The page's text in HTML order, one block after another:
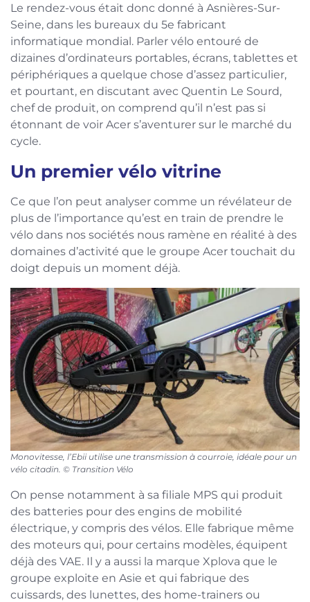
Le rendez-vous était donc donné à Asnières-Sur-
Seine, dans les bureaux du 5e fabricant
informatique mondial. Parler vélo entouré de
dizaines d’ordinateurs portables, écrans, tablettes et
périphériques a quelque chose d’assez particulier,
et pourtant, en discutant avec Quentin Le Sourd,
chef de produit, on comprend qu’il n’est pas si
étonnant de voir Acer s’aventurer sur le marché du
cycle.
Un premier vélo vitrine
Ce que l’on peut analyser comme un révélateur de
plus de l’importance qu’est en train de prendre le
vélo dans nos sociétés nous ramène en réalité à des
domaines d’activité que le groupe Acer touchait du
doigt depuis un moment déjà.
Monovitesse, l’Ebii utilise une transmission à courroie, idéale pour un
vélo citadin. © Transition Vélo
On pense notamment à sa filiale MPS qui produit
des batteries pour des engins de mobilité
électrique, y compris des vélos. Elle fabrique même
des moteurs qui, pour certains modèles, équipent
déjà des VAE. Il y a aussi la marque Xplova que le
groupe exploite en Asie et qui fabrique des
cuissards, des lunettes, des home-trainers ou